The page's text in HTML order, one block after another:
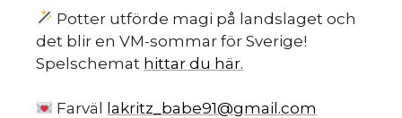
Potter utförde magi på landslaget och
det blir en VM-sommar för Sverige!
Spelschemat hittar du här.
Farväl
lakritz_babe91@gmail.com